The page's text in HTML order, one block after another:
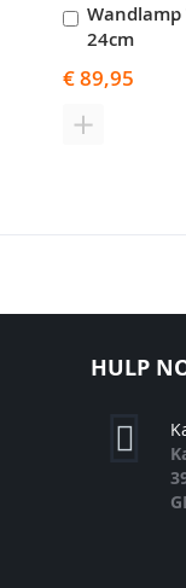
Wandlamp
24cm
€ 89,95
In
TOEVOEGEN
HULP